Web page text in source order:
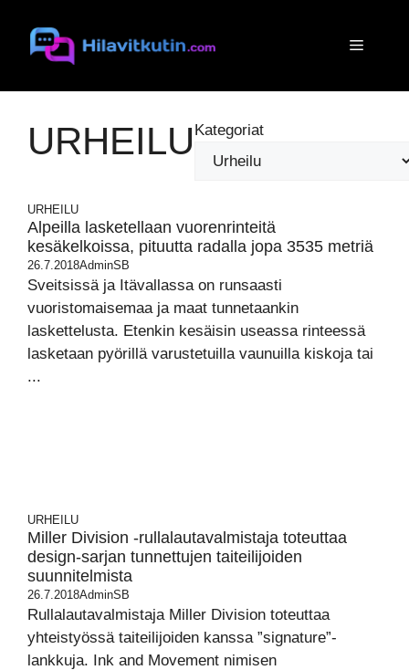
sisältöön
Valikko
URHEILU Kategoriat
URHEILU
Alpeilla lasketellaan vuorenrinteitä
kesäkelkoissa, pituutta radalla jopa 3535 metriä
26.7.2018AdminSB
Sveitsissä ja Itävallassa on runsaasti
vuoristomaisemaa ja maat tunnetaankin
laskettelusta. Etenkin kesäisin useassa rinteessä
lasketaan pyörillä varustetuilla vaunuilla kiskoja tai
...
URHEILU
Miller Division -rullalautavalmistaja toteuttaa
design-sarjan tunnettujen taiteilijoiden
suunnitelmista
26.7.2018AdminSB
Rullalautavalmistaja Miller Division toteuttaa
yhteistyössä taiteilijoiden kanssa ”signature”-
lankkuja. Ink and Movement nimisen